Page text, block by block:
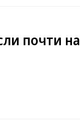
почти на